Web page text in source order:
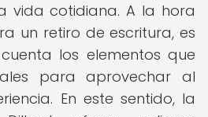
vida cotidiana. A la hora
un retiro de escritura, es
los elementos que
para aprovechar al
En este sentido, la